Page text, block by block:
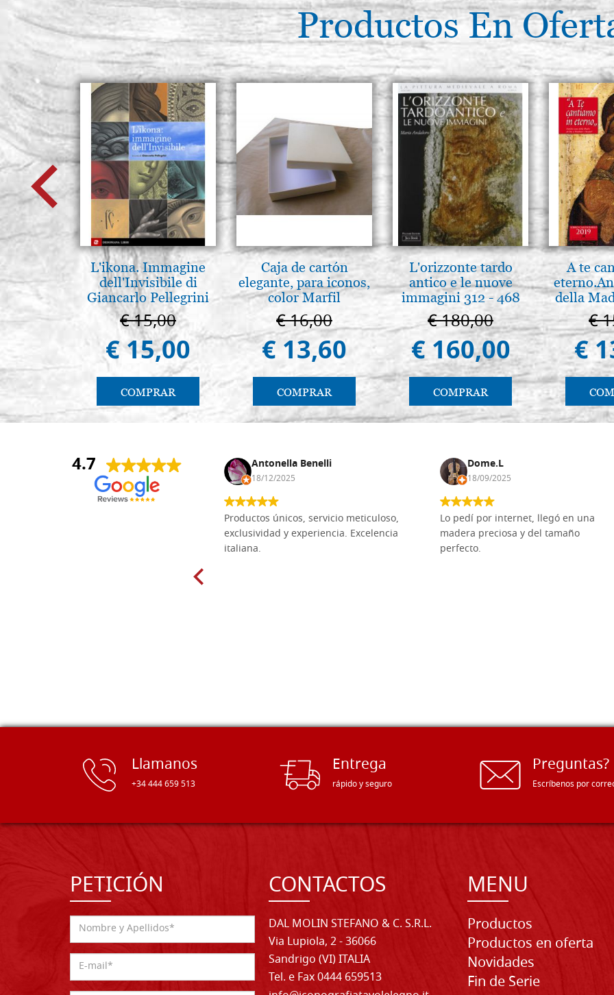
Productos En
L'ikona. Immagine
dell'Invisibile di
Giancarlo Pellegrini
€ 15,00
€ 15,00
COMPRAR
Caja de cartón
elegante, para iconos,
color Marfil
€ 16,00
€ 13,60
COMPRAR
L'orizzonte tardo
antico e le nuove
immagini 312 - 468
€ 180,00
€ 160,00
COMPRAR
A te
della
(libro-
€
€
4.7
Anna Maria Negri Antonella Benelli
18/12/2025
Productos únicos, servicio meticuloso,
exclusividad y experiencia. Excelencia
italiana.
Dome.L
18/09/2025
Lo pedí por internet, llegó en una
madera preciosa y del tamaño
perfecto.
Llamanos
+34 444 659 513
Entrega
rápido y seguro
Preguntas?
Escríbenos por
PETICIÓN CONTACTOS
DAL MOLIN STEFANO & C. S.R.L.
Via Lupiola, 2 - 36066
Sandrigo (VI) ITALIA
Tel. e Fax 0444 659513
MENU
Productos
Productos en oferta
Novidades
Fin de Serie